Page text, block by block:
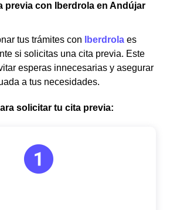
previa con Iberdrola en Andújar
tus trámites con Iberdrola es
si solicitas una cita previa. Este
esperas innecesarias y asegurar
a tus necesidades.
solicitar tu cita previa: